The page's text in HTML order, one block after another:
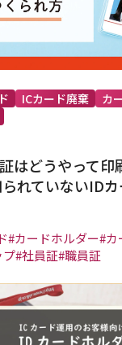
ICカード廃棄
カ
はどうやって印
れていないID
#カードホルダー#カ
プ#社員証#職員証